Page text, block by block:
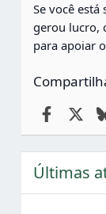
Se você
gerou lucro,
para apoiar
Últimas